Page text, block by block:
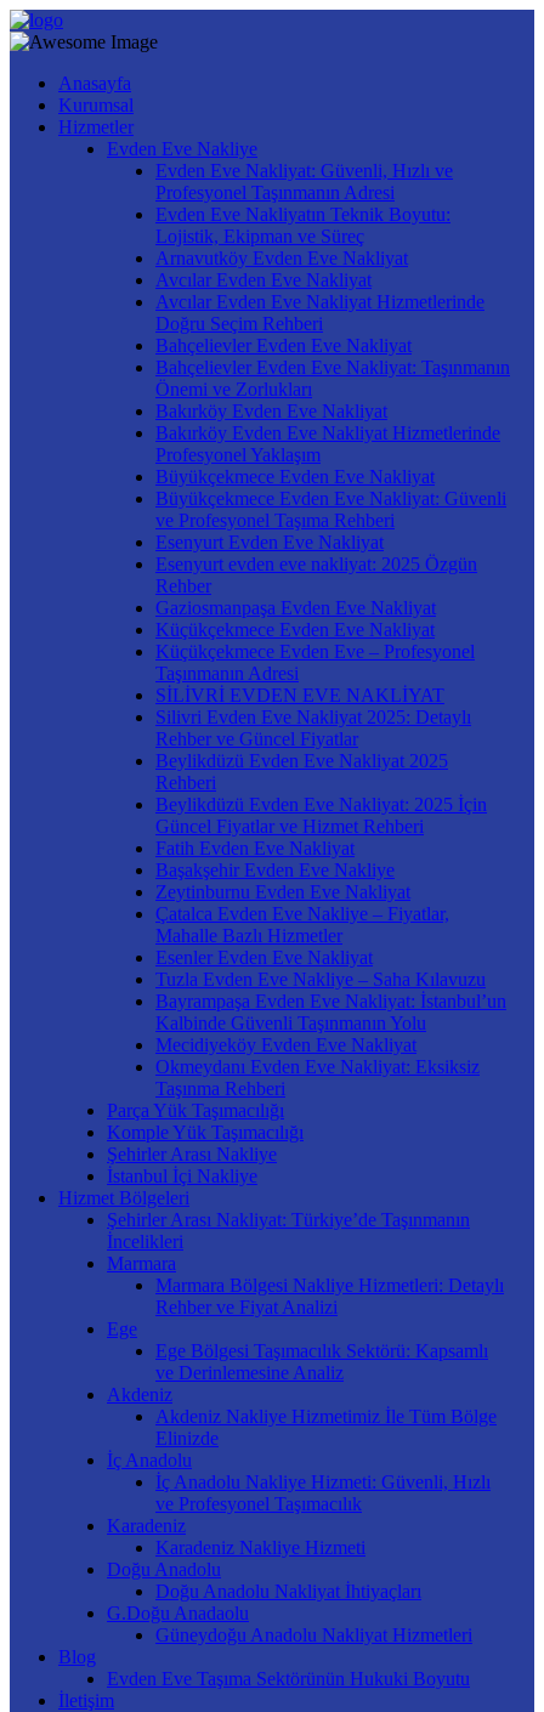
Anasayfa
Kurumsal
Hizmetler
Evden Eve Nakliye
Evden Eve Nakliyat: Güvenli, Hızlı ve
Profesyonel Taşınmanın Adresi
Evden Eve Nakliyatın Teknik Boyutu:
Lojistik, Ekipman ve Süreç
Arnavutköy Evden Eve Nakliyat
Avcılar Evden Eve Nakliyat
Avcılar Evden Eve Nakliyat Hizmetlerinde
Doğru Seçim Rehberi
Bahçelievler Evden Eve Nakliyat
Bahçelievler Evden Eve Nakliyat: Taşınmanın
Önemi ve Zorlukları
Bakırköy Evden Eve Nakliyat
Bakırköy Evden Eve Nakliyat Hizmetlerinde
Profesyonel Yaklaşım
Büyükçekmece Evden Eve Nakliyat
Büyükçekmece Evden Eve Nakliyat: Güvenli
ve Profesyonel Taşıma Rehberi
Esenyurt Evden Eve Nakliyat
Esenyurt evden eve nakliyat: 2025 Özgün
Rehber
Gaziosmanpaşa Evden Eve Nakliyat
Küçükçekmece Evden Eve Nakliyat
Küçükçekmece Evden Eve – Profesyonel
Taşınmanın Adresi
SİLİVRİ EVDEN EVE NAKLİYAT
Silivri Evden Eve Nakliyat 2025: Detaylı
Rehber ve Güncel Fiyatlar
Beylikdüzü Evden Eve Nakliyat 2025
Rehberi
Beylikdüzü Evden Eve Nakliyat: 2025 İçin
Güncel Fiyatlar ve Hizmet Rehberi
Fatih Evden Eve Nakliyat
Başakşehir Evden Eve Nakliye
Zeytinburnu Evden Eve Nakliyat
Çatalca Evden Eve Nakliye – Fiyatlar,
Mahalle Bazlı Hizmetler
Esenler Evden Eve Nakliyat
Tuzla Evden Eve Nakliye – Saha Kılavuzu
Bayrampaşa Evden Eve Nakliyat: İstanbul’un
Kalbinde Güvenli Taşınmanın Yolu
Mecidiyeköy Evden Eve Nakliyat
Okmeydanı Evden Eve Nakliyat: Eksiksiz
Taşınma Rehberi
Parça Yük Taşımacılığı
Komple Yük Taşımacılığı
Şehirler Arası Nakliye
İstanbul İçi Nakliye
Hizmet Bölgeleri
Şehirler Arası Nakliyat: Türkiye’de Taşınmanın
İncelikleri
Marmara
Marmara Bölgesi Nakliye Hizmetleri: Detaylı
Rehber ve Fiyat Analizi
Ege
Ege Bölgesi Taşımacılık Sektörü: Kapsamlı
ve Derinlemesine Analiz
Akdeniz
Akdeniz Nakliye Hizmetimiz İle Tüm Bölge
Elinizde
İç Anadolu
İç Anadolu Nakliye Hizmeti: Güvenli, Hızlı
ve Profesyonel Taşımacılık
Karadeniz
Karadeniz Nakliye Hizmeti
Doğu Anadolu
Doğu Anadolu Nakliyat İhtiyaçları
G.Doğu Anadaolu
Güneydoğu Anadolu Nakliyat Hizmetleri
Blog
Evden Eve Taşıma Sektörünün Hukuki Boyutu
İletişim